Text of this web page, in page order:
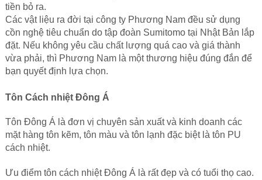
tiền bỏ ra.
Các vật liệu ra đời tại công ty Phương Nam đều sử dụng
cồn nghệ tiêu chuẩn do tập đoàn Sumitomo tại Nhật Bản lắp
đặt. Nếu không yêu cầu chất lượng quá cao và giá thành
vừa phải, thì Phương Nam là một thương hiệu đúng đắn để
bạn quyết định lựa chọn.
Tôn Cách nhiệt Đông Á
Tôn Đông Á là đơn vị chuyên sản xuất và kinh doanh các
mặt hàng tôn kẽm, tôn màu và tôn lạnh đặc biệt là tôn PU
cách nhiệt.
Ưu điểm tôn cách nhiệt Đông Á là rất đẹp và có tuổi thọ cao.